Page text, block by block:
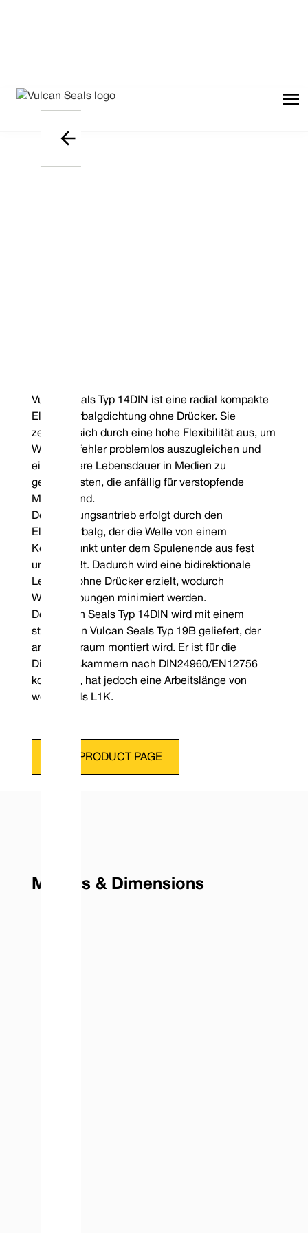
Vulcan Seals Typ 14DIN ist eine radial kompakte
Elastomerbalgdichtung ohne Drücker. Sie
zeichnet sich durch eine hohe Flexibilität aus, um
Wartungsfehler problemlos auszugleichen und
eine längere Lebensdauer in Medien zu
gewährleisten, die anfällig für verstopfende
Medien sind.
Der Dichtungsantrieb erfolgt durch den
Elastomerbalg, der die Welle von einem
Kontaktpunkt unter dem Spulenende aus fest
umschließt. Dadurch wird eine bidirektionale
Leistung ohne Drücker erzielt, wodurch
Wellenreibungen minimiert werden.
Der Vulcan Seals Typ 14DIN wird mit einem
stationären Vulcan Seals Typ 19B geliefert, der
am Kofferraum montiert wird. Er ist für die
Dichtungskammern nach DIN24960/EN12756
konzipiert, hat jedoch eine Arbeitslänge von
weniger als L1K.
VIEW PRODUCT PAGE
Metrics & Dimensions